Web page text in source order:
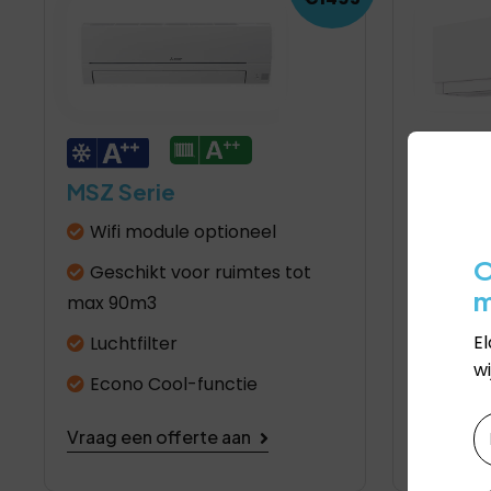
MSZ Serie
Wifi module optioneel
Geschikt voor ruimtes tot
max 90m3
Luchtfilter
Econo Cool-functie
Vraag een offerte aan
R32
Vraag